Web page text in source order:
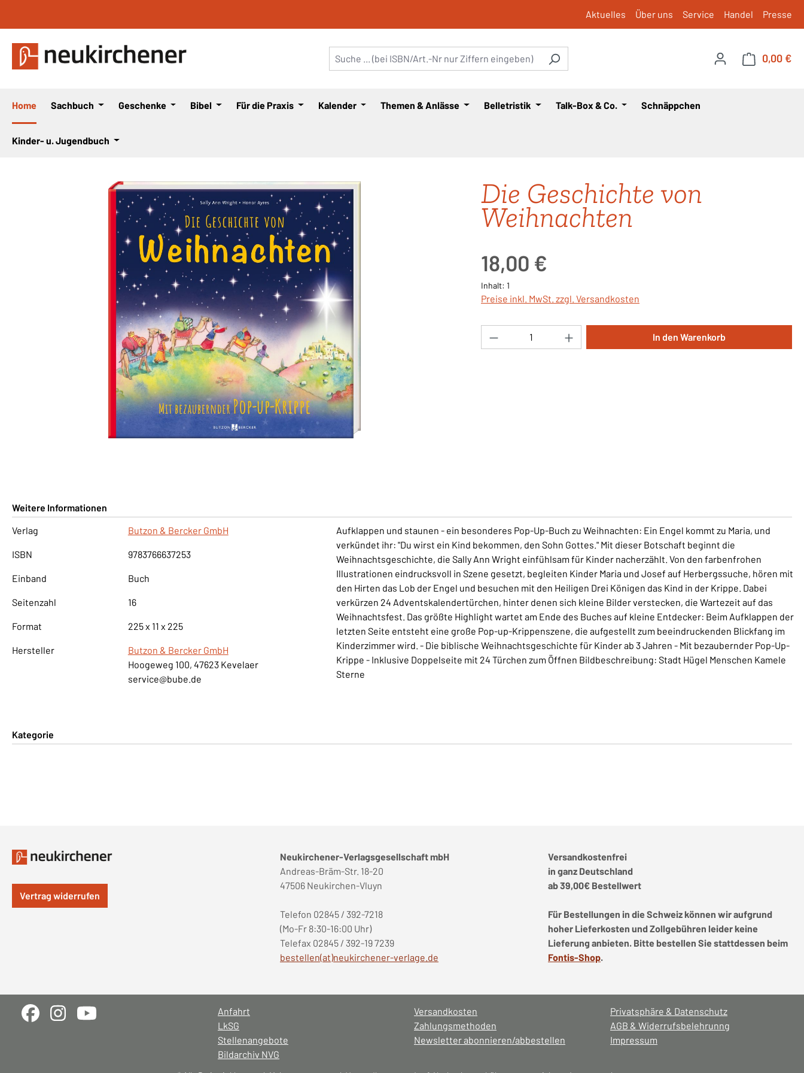
Aktuelles Über uns Service Handel Presse
0,00 €
Home Sachbuch Geschenke Bibel Für die Praxis Kalender Themen & Anlässe Belletristik Talk-Box & Co. Schnäppchen
Kinder- u. Jugendbuch
Bildergalerie überspringen Die Geschichte von
Weihnachten
18,00 €
Inhalt: 1
Preise inkl. MwSt. zzgl. Versandkosten
Produkt Anzahl: Gib den gewünschten Wert ein
In den Warenkorb
Weitere Informationen
Verlag
Butzon & Bercker GmbH
ISBN 9783766637253
Einband Buch
Seitenzahl 16
Format 225 x 11 x 225
Hersteller
Butzon & Bercker GmbH
Hoogeweg 100, 47623 Kevelaer
service@bube.de
Aufklappen und staunen - ein besonderes Pop-Up-Buch zu Weihnachten: Ein Engel kommt zu Maria, und
verkündet ihr: "Du wirst ein Kind bekommen, den Sohn Gottes." Mit dieser Botschaft beginnt die
Weihnachtsgeschichte, die Sally Ann Wright einfühlsam für Kinder nacherzählt. Von den farbenfrohen
Illustrationen eindrucksvoll in Szene gesetzt, begleiten Kinder Maria und Josef auf Herbergssuche, hören mit
den Hirten das Lob der Engel und besuchen mit den Heiligen Drei Königen das Kind in der Krippe. Dabei
verkürzen 24 Adventskalendertürchen, hinter denen sich kleine Bilder verstecken, die Wartezeit auf das
Weihnachtsfest. Das größte Highlight wartet am Ende des Buches auf kleine Entdecker: Beim Aufklappen der
letzten Seite entsteht eine große Pop-up-Krippenszene, die aufgestellt zum beeindruckenden Blickfang im
Kinderzimmer wird. - Die biblische Weihnachtsgeschichte für Kinder ab 3 Jahren - Mit bezaubernder Pop-Up-
Krippe - Inklusive Doppelseite mit 24 Türchen zum Öffnen Bildbeschreibung: Stadt Hügel Menschen Kamele
Sterne
Kategorie
Vertrag widerrufen
Neukirchener-Verlagsgesellschaft mbH
Andreas-Bräm-Str. 18-20
47506 Neukirchen-Vluyn
Telefon 02845 / 392-7218
(Mo-Fr 8:30-16:00 Uhr)
Telefax 02845 / 392-19 7239
bestellen(at)neukirchener-verlage.de
Versandkostenfrei
in ganz Deutschland
ab 39,00€ Bestellwert
Für Bestellungen in die Schweiz können wir aufgrund
hoher Lieferkosten und Zollgebühren leider keine
Lieferung anbieten. Bitte bestellen Sie stattdessen beim
Fontis-Shop.
Anfahrt
LkSG
Stellenangebote
Versandkosten
Zahlungsmethoden
Newsletter abonnieren/abbestellen
Privatsphäre & Datenschutz
AGB & Widerrufsbelehrunng
Impressum
Bildarchiv NVG